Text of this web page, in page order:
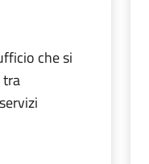
che si
tra